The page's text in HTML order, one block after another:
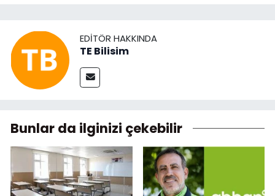
EDITÖR HAKKINDA
TE Bilisim
Bunlar da ilginizi çekebilir